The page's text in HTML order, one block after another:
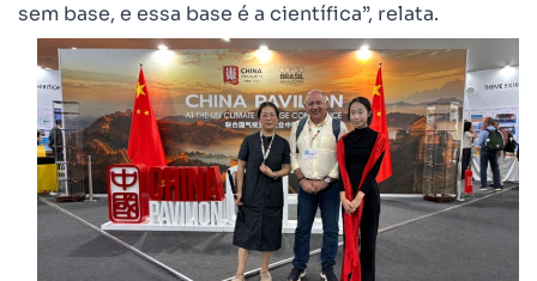
sem base, e essa base é a científica”, relata.